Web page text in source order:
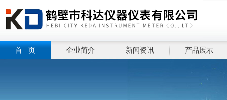
首 页 企业简介 新闻资讯 产品展示